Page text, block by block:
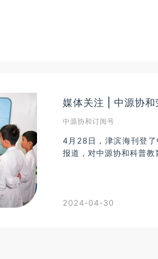
媒体关注 | 中源协和
中源协和订阅号
4月28日，津滨海刊登
报道，对中源协和科普
2024-04-30